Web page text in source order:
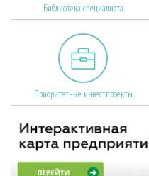
Библиотека специалиста
Приоритетные инвестпроекты